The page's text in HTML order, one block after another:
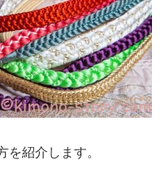
を紹介します。